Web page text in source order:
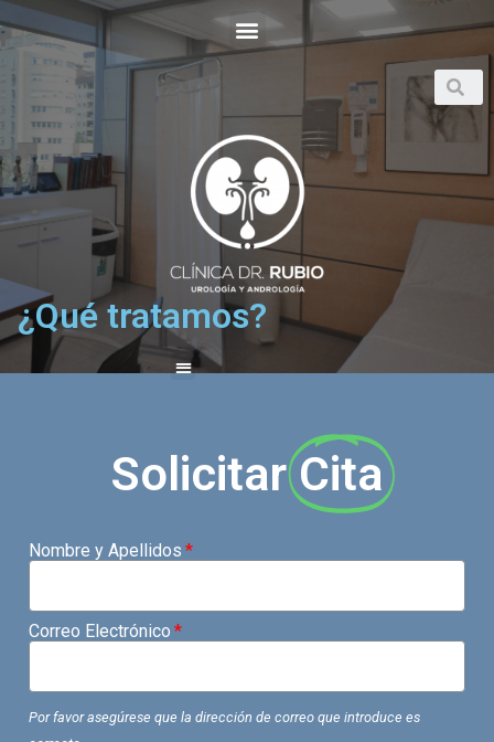
¿Qué tratamos?
Solicitar Cita
Nombre y Apellidos
Correo Electrónico
Por favor asegúrese que la dirección de correo que introduce es